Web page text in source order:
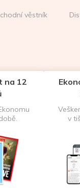
věstník
na 12
v